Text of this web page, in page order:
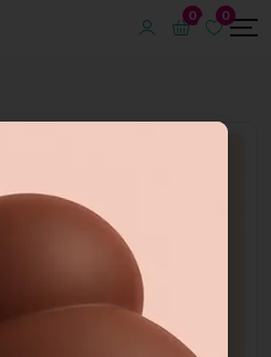
0 0